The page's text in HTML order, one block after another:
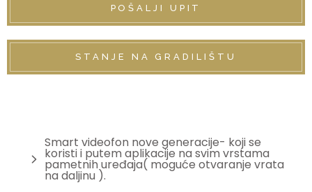
POŠALJI UPIT
STANJE NA GRADILIŠTU
Smart videofon nove generacije- koji se
koristi i putem aplikacije na svim vrstama
pametnih uređaja( moguće otvaranje vrata
na daljinu ).